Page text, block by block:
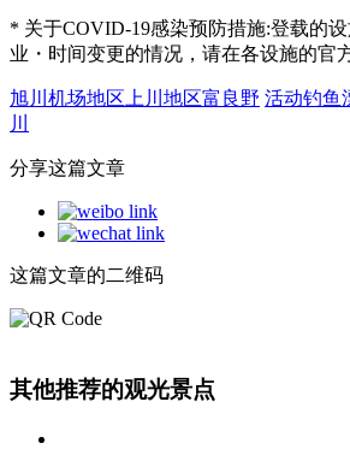
* 关于COVID-19感染预防措施:登载的
业・时间变更的情况，请在各设施的官
旭川机场地区 上川地区富良野 活动钓鱼
川
分享这篇文章
这篇文章的二维码
其他推荐的观光景点